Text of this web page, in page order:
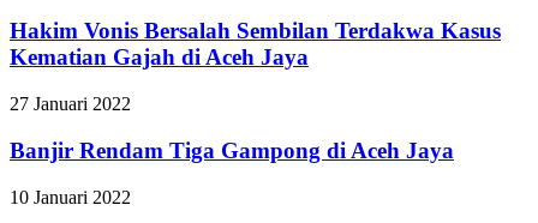
Hakim Vonis Bersalah Sembilan Terdakwa Kasus
Kematian Gajah di Aceh Jaya
27 Januari 2022
Banjir Rendam Tiga Gampong di Aceh Jaya
10 Januari 2022